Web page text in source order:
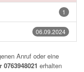
1
06.09.2024
Anruf oder eine
erhalten